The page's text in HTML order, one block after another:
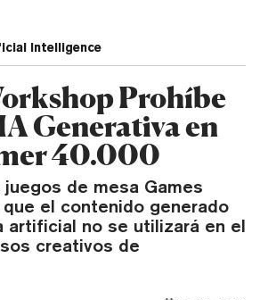
Intelligence
Prohíbe
Generativa en
40.000
de mesa Games
el contenido generado
artificial no se utilizará en el
creativos de